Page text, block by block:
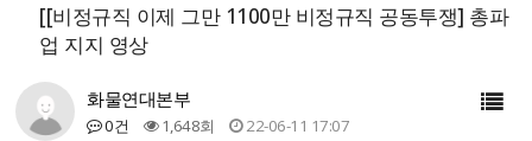
[[비정규직 이제 그만 1100만 비정규직 공동투쟁] 총파
업 지지 영상
화물연대본부
0건 1,648회 22-06-11 17:07